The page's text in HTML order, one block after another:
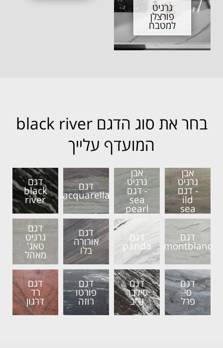
גרניט
פורצלן
למטבח
בחר את סוג הדגם black river
המועדף עלייך
אבן
גרניט
- דגם
ild
sea
אבן
גרניט
- דגם
sea
pearl
דגם
acquarella
דגם
black
river
דגם
montblanc
דגם
panda
דגם
אורורה
בלו
דגם
גרניט
טאג'
מאהל
דגם
סי
פרל
דגם
סילבר
ווייב
דגם
פורטו
רוזה
דגם
רד
דרגון